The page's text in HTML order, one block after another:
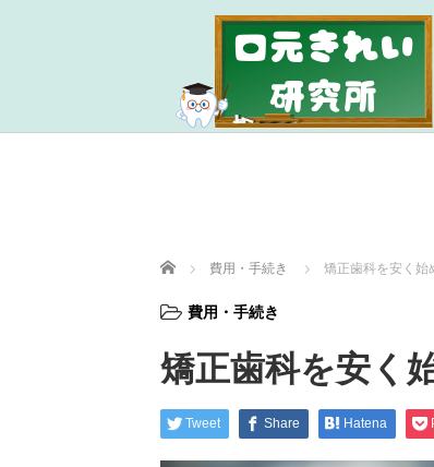
ホーム 費用・手続き 矯正歯科を安く始
費用・手続き
矯正歯科を安く
Tweet Share Hatena